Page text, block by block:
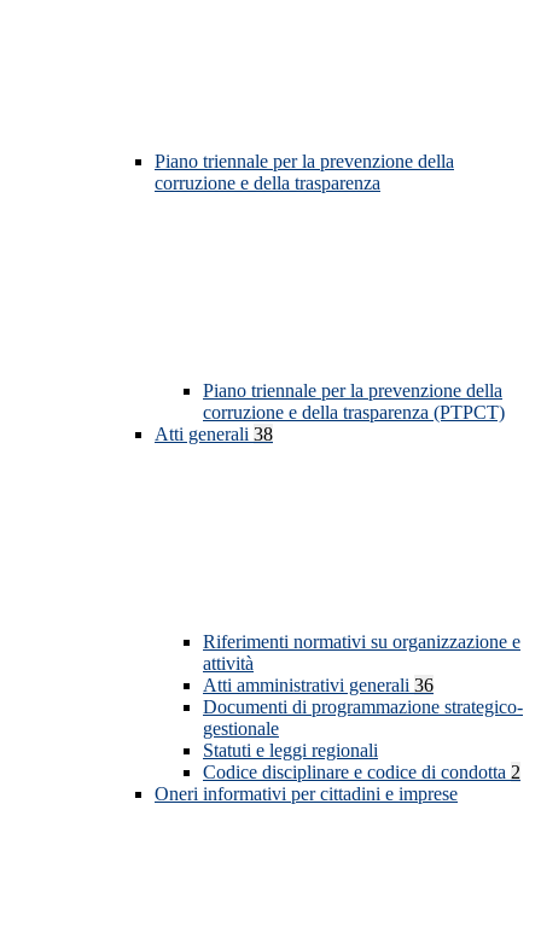
Piano triennale per la prevenzione della
corruzione e della trasparenza
Piano triennale per la prevenzione della
corruzione e della trasparenza (PTPCT)
Atti generali 38
Riferimenti normativi su organizzazione e
attività
Atti amministrativi generali 36
Documenti di programmazione strategico-
gestionale
Statuti e leggi regionali
Codice disciplinare e codice di condotta 2
Oneri informativi per cittadini e imprese